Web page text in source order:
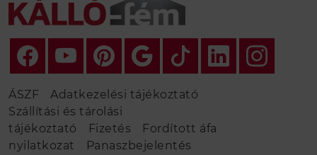
ÁSZF
Adatkezelési tájékoztató
Szállítási és tárolási
tájékoztató
Fizetés
Fordított áfa
nyilatkozat
Panaszbejelentés